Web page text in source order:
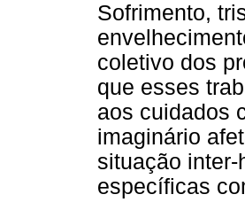
Sofrimento,
coletivo dos
que esses
aos cuidados
imaginário
situação
específicas